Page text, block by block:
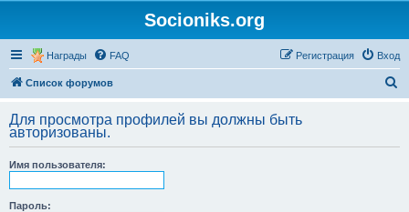
Socioniks.org
Награды FAQ Вход
Регистрация
Список форумов
с
Для просмотра профилей вы должны быть
авторизованы.
Имя пользователя:
Пароль: